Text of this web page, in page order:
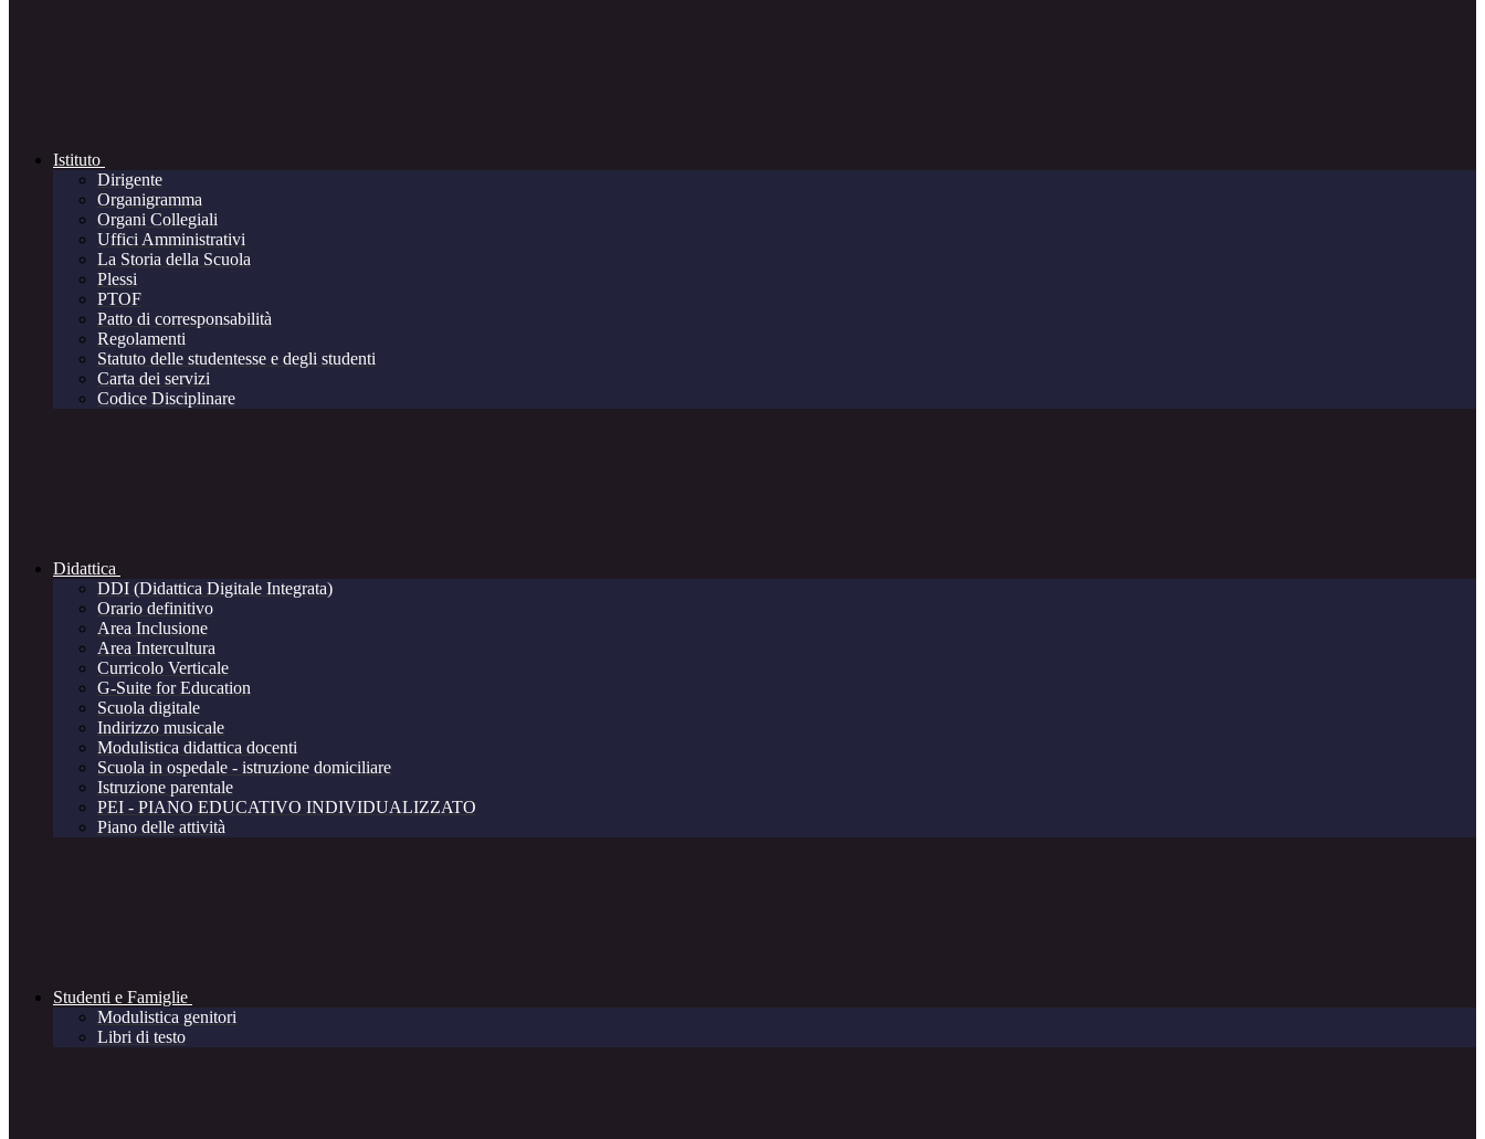
Istituto
Dirigente
Organigramma
Organi Collegiali
Uffici Amministrativi
La Storia della Scuola
Plessi
PTOF
Patto di corresponsabilità
Regolamenti
Statuto delle studentesse e degli studenti
Carta dei servizi
Codice Disciplinare
Didattica
DDI (Didattica Digitale Integrata)
Orario definitivo
Area Inclusione
Area Intercultura
Curricolo Verticale
G-Suite for Education
Scuola digitale
Indirizzo musicale
Modulistica didattica docenti
Scuola in ospedale - istruzione domiciliare
Istruzione parentale
PEI - PIANO EDUCATIVO INDIVIDUALIZZATO
Piano delle attività
Studenti e Famiglie
Modulistica genitori
Libri di testo